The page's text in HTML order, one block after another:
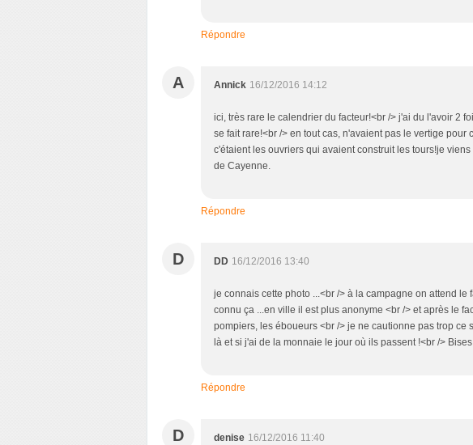
Répondre
A Annick 16/12/2016 14:12
ici, très rare le calendrier du facteur!<br /> j'ai du l'avoir 2
se fait rare!<br /> en tout cas, n'avaient pas le vertige pour
c'étaient les ouvriers qui avaient construit les tours!je
de Cayenne.
Répondre
D DD 16/12/2016 13:40
je connais cette photo ...<br /> à la campagne on attend le
connu ça ...en ville il est plus anonyme <br /> et après le
pompiers, les éboueurs <br /> je ne cautionne pas trop ce
là et si j'ai de la monnaie le jour où ils passent !<br />
Répondre
D denise 16/12/2016 11:40